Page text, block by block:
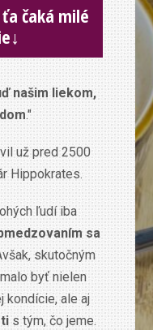
čaká milé
↓
našim liekom,
."
už pred 2500
Hippokrates.
ľudí iba
sa
skutočným
byť nielen
kondície, ale aj
s tým, čo jeme.